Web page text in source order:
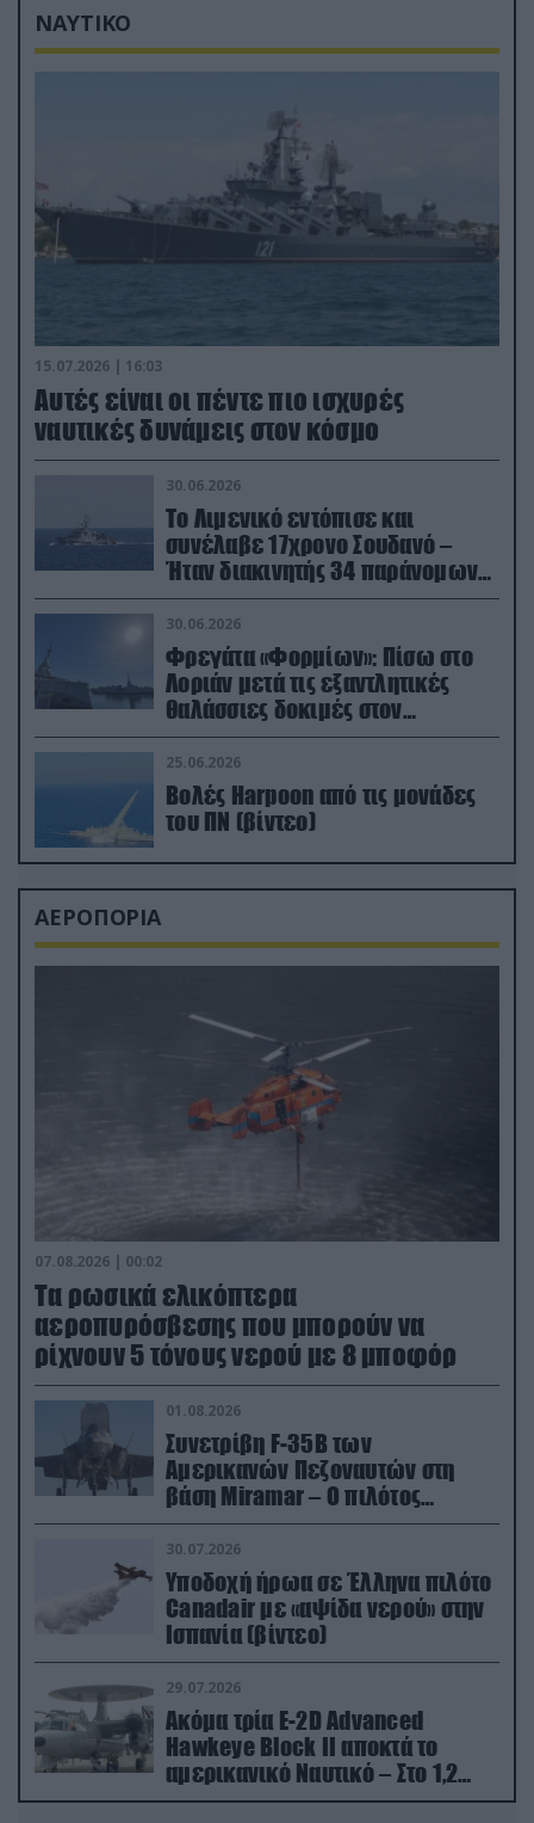
ΝΑΥΤΙΚΟ
15.07.2026 | 16:03
Aυτές είναι οι πέντε πιο ισχυρές
ναυτικές δυνάμεις στον κόσμο
30.06.2026
Το Λιμενικό εντόπισε και
συνέλαβε 17χρονο Σουδανό –
Ήταν διακινητής 34 παράνομων
μεταναστών
30.06.2026
Φρεγάτα «Φορμίων»: Πίσω στο
Λοριάν μετά τις εξαντλητικές
θαλάσσιες δοκιμές στον
απαιτητικό Βισκαϊκό
25.06.2026
Βολές Harpoon από τις μονάδες
του ΠΝ (βίντεο)
ΑΕΡΟΠΟΡΙΑ
07.08.2026 | 00:02
Τα ρωσικά ελικόπτερα
αεροπυρόσβεσης που μπορούν να
ρίχνουν 5 τόνους νερού με 8 μποφόρ
01.08.2026
Συνετρίβη F-35B των
Αμερικανών Πεζοναυτών στη
βάση Miramar – Ο πιλότος
εκτινάχθηκε εγκαίρως
30.07.2026
Υποδοχή ήρωα σε Έλληνα πιλότο
Canadair με «αψίδα νερού» στην
Ισπανία (βίντεο)
29.07.2026
Ακόμα τρία E-2D Advanced
Hawkeye Block II αποκτά το
αμερικανικό Ναυτικό – Στο 1,2
δισ.δολάρια το κόστος